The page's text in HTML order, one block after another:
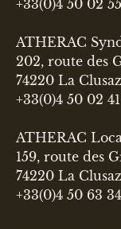
+33(0)4 50 02
ATHERAC
202, route des
74220 La Clusaz
+33(0)4 50 02
ATHERAC
159, route des
74220 La Clusaz
+33(0)4 50 63